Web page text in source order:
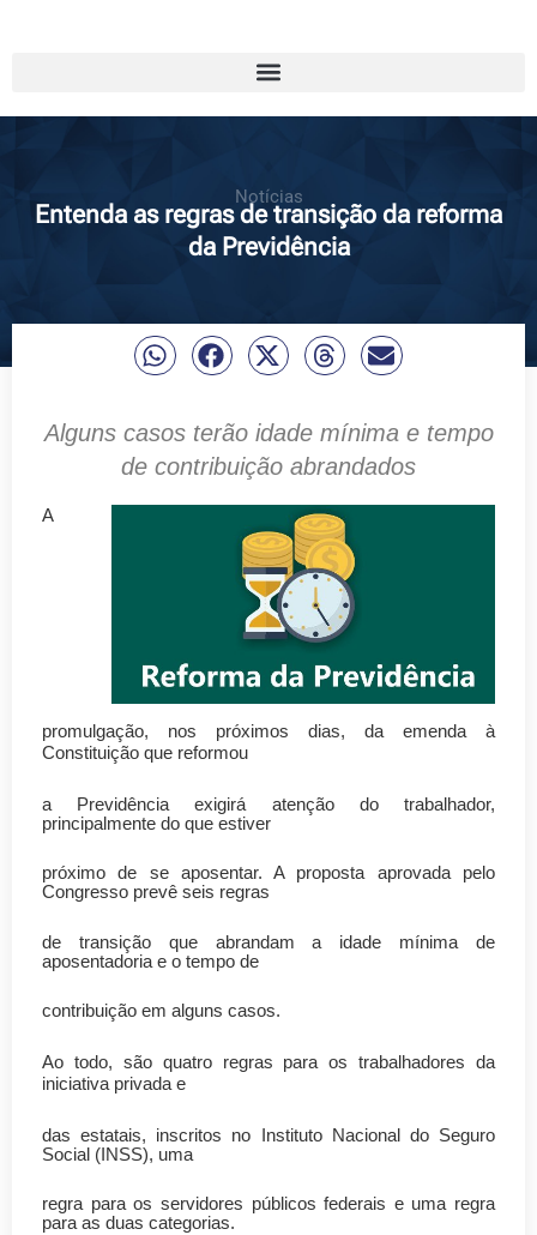
Notícias
Entenda as regras de transição da reforma
da Previdência
Alguns casos terão idade mínima e tempo
de contribuição abrandados
A
promulgação, nos próximos dias, da emenda à
Constituição que reformou
a Previdência exigirá atenção do trabalhador,
principalmente do que estiver
próximo de se aposentar. A proposta aprovada pelo
Congresso prevê seis regras
de transição que abrandam a idade mínima de
aposentadoria e o tempo de
contribuição em alguns casos.
Ao todo, são quatro regras para os trabalhadores da
iniciativa privada e
das estatais, inscritos no Instituto Nacional do Seguro
Social (INSS), uma
regra para os servidores públicos federais e uma regra
para as duas categorias.